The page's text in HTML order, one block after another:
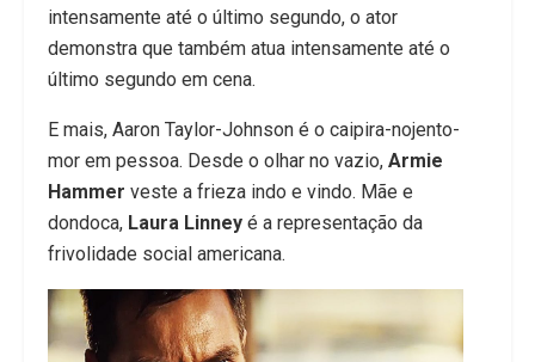
intensamente até o último segundo, o ator
demonstra que também atua intensamente até o
último segundo em cena.
E mais, Aaron Taylor-Johnson é o caipira-nojento-
mor em pessoa. Desde o olhar no vazio, Armie
Hammer veste a frieza indo e vindo. Mãe e
dondoca, Laura Linney é a representação da
frivolidade social americana.